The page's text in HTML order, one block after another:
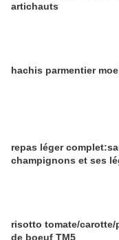
artichauts
hachis parmentier
repas léger
champignons et ses
risotto tomate/
de boeuf TM5